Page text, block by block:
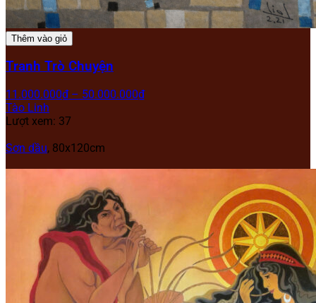
Thêm vào giỏ
Tranh Trò Chuyện
11.000.000₫ – 50.000.000₫
Tào Linh
Lượt xem: 37
Sơn dầu, 80x120cm